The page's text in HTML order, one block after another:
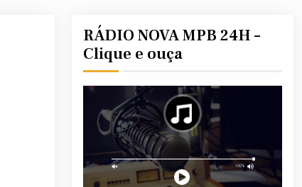
RÁDIO NOVA MPB 24H –
Clique e ouça